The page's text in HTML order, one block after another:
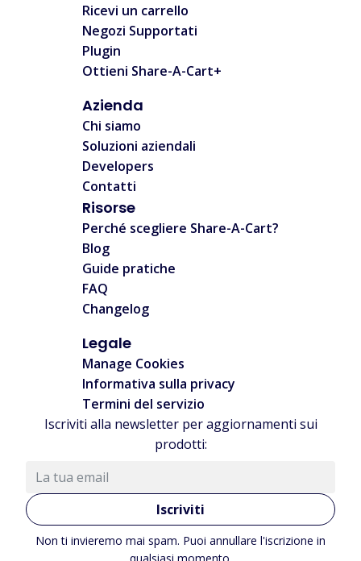
Ricevi un carrello
Negozi Supportati
Plugin
Ottieni Share-A-Cart+
Azienda
Chi siamo
Soluzioni aziendali
Developers
Contatti
Risorse
Perché scegliere Share-A-Cart?
Blog
Guide pratiche
FAQ
Changelog
Legale
Manage Cookies
Informativa sulla privacy
Termini del servizio
Iscriviti alla newsletter per aggiornamenti sui
prodotti:
Iscriviti
Non ti invieremo mai spam. Puoi annullare l'iscrizione in